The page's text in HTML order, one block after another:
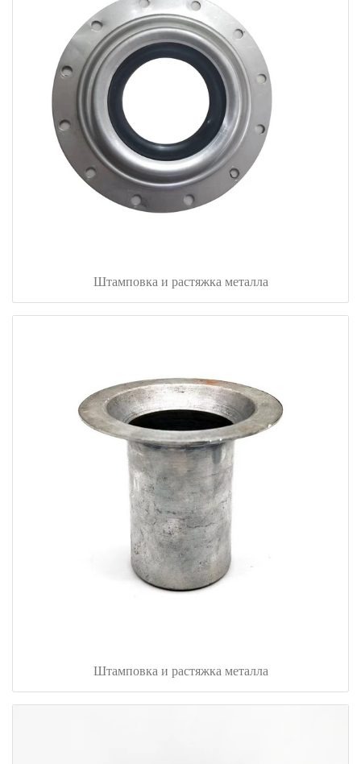
Штамповка и растяжка металла
Штамповка и растяжка металла